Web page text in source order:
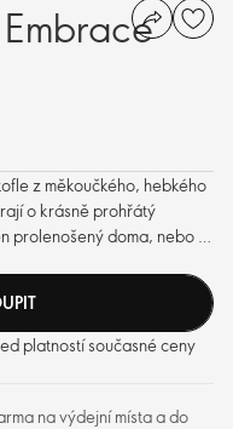
z měkoučkého, hebkého
o krásně prohřátý
prolenošený doma, nebo si
platností současné ceny
na výdejní místa a do